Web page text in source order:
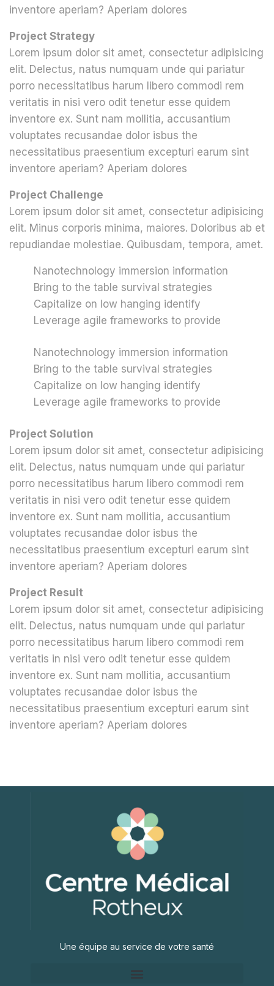
inventore aperiam? Aperiam dolores
Project Strategy
Lorem ipsum dolor sit amet, consectetur adipisicing
elit. Delectus, natus numquam unde qui pariatur
porro necessitatibus harum libero commodi rem
veritatis in nisi vero odit tenetur esse quidem
inventore ex. Sunt nam mollitia, accusantium
voluptates recusandae dolor isbus the
necessitatibus praesentium excepturi earum sint
inventore aperiam? Aperiam dolores
Project Challenge
Lorem ipsum dolor sit amet, consectetur adipisicing
elit. Minus corporis minima, maiores. Doloribus ab et
repudiandae molestiae. Quibusdam, tempora, amet.
Nanotechnology immersion information
Bring to the table survival strategies
Capitalize on low hanging identify
Leverage agile frameworks to provide
Nanotechnology immersion information
Bring to the table survival strategies
Capitalize on low hanging identify
Leverage agile frameworks to provide
Project Solution
Lorem ipsum dolor sit amet, consectetur adipisicing
elit. Delectus, natus numquam unde qui pariatur
porro necessitatibus harum libero commodi rem
veritatis in nisi vero odit tenetur esse quidem
inventore ex. Sunt nam mollitia, accusantium
voluptates recusandae dolor isbus the
necessitatibus praesentium excepturi earum sint
inventore aperiam? Aperiam dolores
Project Result
Lorem ipsum dolor sit amet, consectetur adipisicing
elit. Delectus, natus numquam unde qui pariatur
porro necessitatibus harum libero commodi rem
veritatis in nisi vero odit tenetur esse quidem
inventore ex. Sunt nam mollitia, accusantium
voluptates recusandae dolor isbus the
necessitatibus praesentium excepturi earum sint
inventore aperiam? Aperiam dolores
Une équipe au service de votre santé